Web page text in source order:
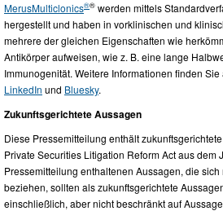
MerusMulticlonics®® werden mittels
hergestellt und haben in vorklinischen und
mehrere der gleichen Eigenschaften wie
Antikörper aufweisen, wie z. B. eine lange
Immunogenität. Weitere Informationen finden Sie
LinkedIn und Bluesky.
Zukunftsgerichtete Aussagen
Diese Pressemitteilung enthält
Private Securities Litigation Reform Act aus dem
Pressemitteilung enthaltenen Aussagen, die
beziehen, sollten als zukunftsgerichtete
einschließlich, aber nicht beschränkt auf